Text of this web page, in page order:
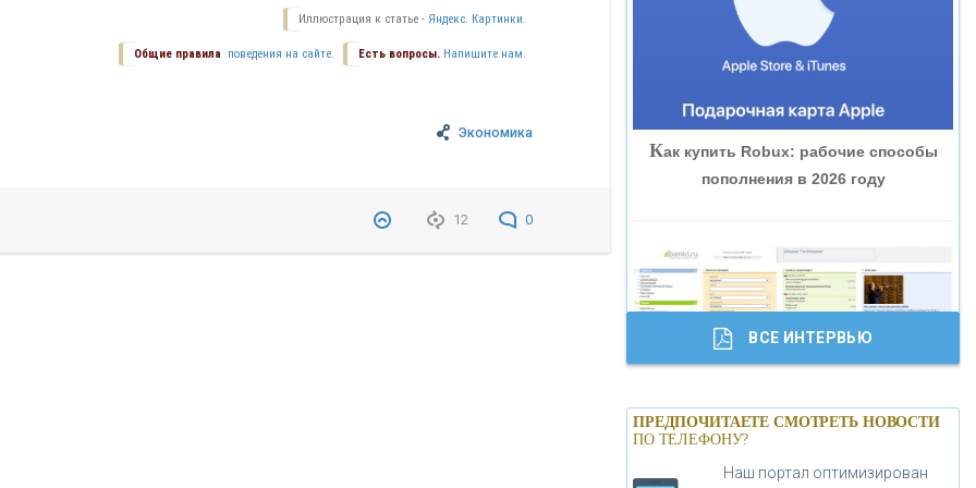
Иллюстрация к статье - Яндекс. Картинки.
Есть вопросы. Напишите нам.
Общие правила поведения на сайте.
Экономика
12 0
«ВНЕШПРОМБАНК»
«БАНК ГЛОБЭКС»
«ТРАСТ»
«ГАЗПРОМБАНК»
«МОСКОВСКИЙ КРЕДИТНЫЙ
БАНК»
Как купить Robux: рабочие способы
пополнения в 2026 году
Банки.ру обновил логотип впервые за
19 лет - «Лента новостей»
ВСЕ ИНТЕРВЬЮ
ПРЕДПОЧИТАЕТЕ СМОТРЕТЬ НОВОСТИ
ПО ТЕЛЕФОНУ?
Наш портал оптимизирован